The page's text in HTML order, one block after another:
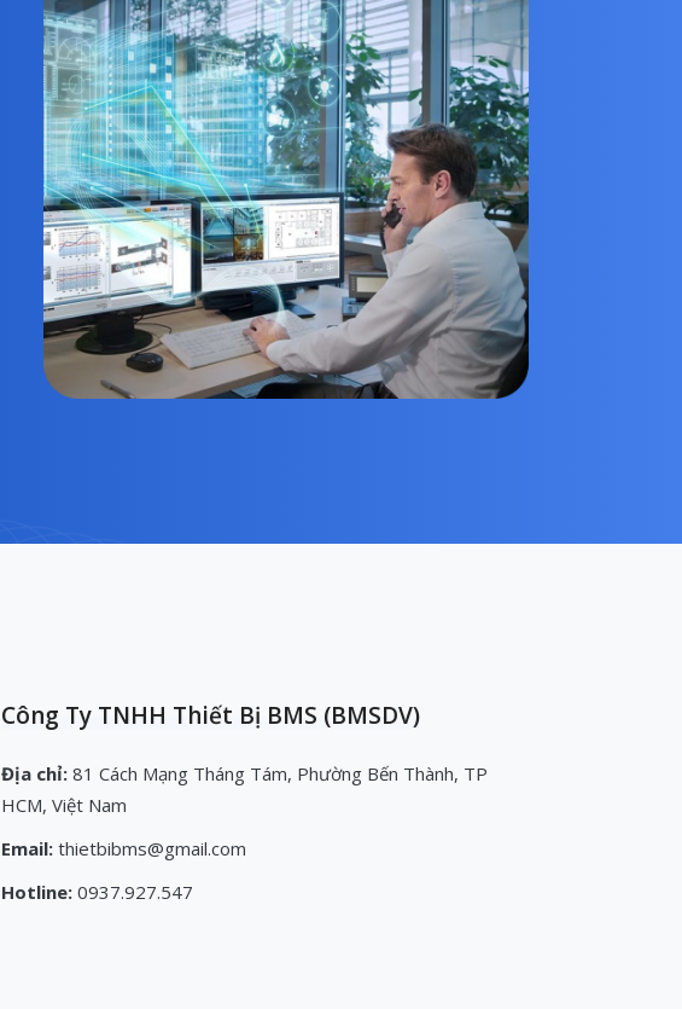
Công Ty TNHH Thiết Bị BMS (BMSDV)
Địa chỉ: 81 Cách Mạng Tháng Tám, Phường Bến Thành, TP
HCM, Việt Nam
Email: thietbibms@gmail.com
Hotline: 0937.927.547